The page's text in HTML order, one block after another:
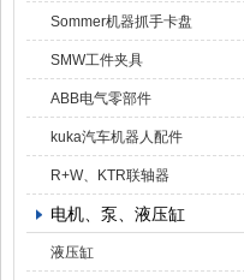
Sommer机器抓手卡盘
SMW工件夹具
ABB电气零部件
kuka汽车机器人配件
R+W、KTR联轴器
电机、泵、液压缸
液压缸